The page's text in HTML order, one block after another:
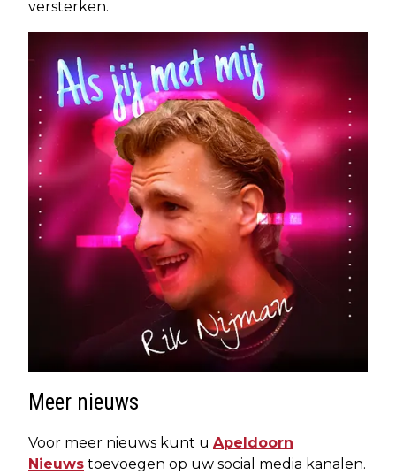
versterken.
Meer nieuws
Voor meer nieuws kunt u Apeldoorn
Nieuws toevoegen op uw social media kanalen.